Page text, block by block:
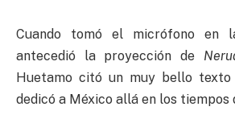
Cuando tomó el micrófono en
antecedió la proyección de
Huetamo citó un muy bello
dedicó a México allá en los tiempos